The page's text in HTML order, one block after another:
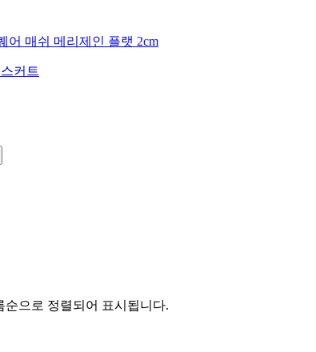
어 매쉬 메리제인 플랫 2cm
커트
으로 정렬되어 표시됩니다.